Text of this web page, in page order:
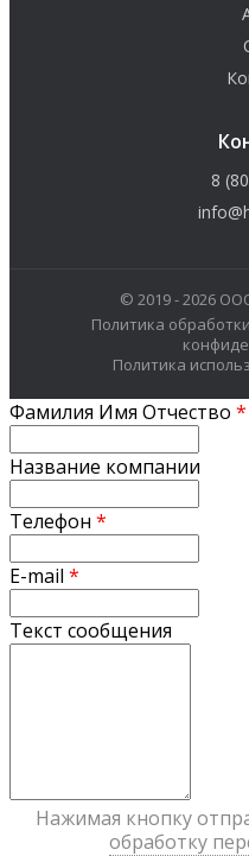
8
© 2019 - 2026
Политика
Политика
Фамилия Имя Отчество *
Название компании
Телефон *
E-mail *
Текст сообщения
Нажимая кнопку
обработку